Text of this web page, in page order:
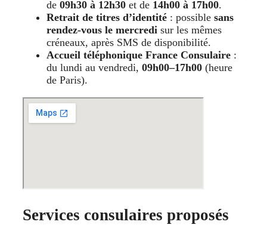
de 09h30 à 12h30 et de 14h00 à 17h00.
Retrait de titres d’identité : possible sans
rendez-vous le mercredi sur les mêmes
créneaux, après SMS de disponibilité.
Accueil téléphonique France Consulaire :
du lundi au vendredi, 09h00–17h00 (heure
de Paris).
Services consulaires proposés